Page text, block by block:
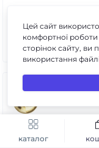
каталог
Швидке
Цей сайт
комфортної
сторінок сайту, ви
використання